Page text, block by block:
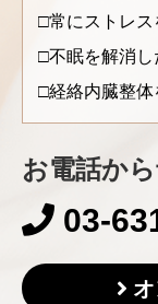
常にストレス
不眠を解消し
経絡内臓整
お電話か
03-